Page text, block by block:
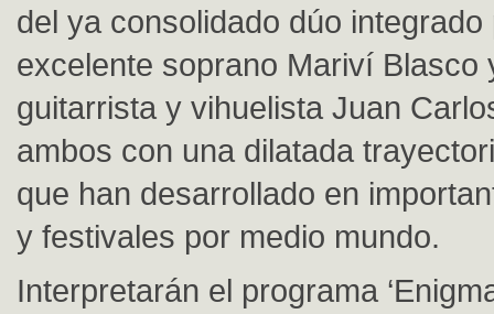
del ya consolidado dúo integrado
excelente soprano Mariví Blasco
guitarrista y vihuelista Juan
ambos con una dilatada
que han desarrollado en
y festivales por medio mundo.
Interpretarán el programa